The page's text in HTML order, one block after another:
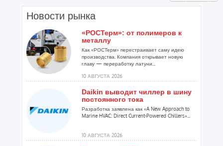
Новости рынка
«РОСТерм»: от полимеров к
металлу
Как «РОСТерм» перестраивает саму идею
производства. Компания открывает новую
главу — переработку латуни...
10 АВГУСТА 2026
Daikin выводит чиллер в шину
постоянного тока
Разработка заявлена как «A New Approach to
Marine HVAC: Direct Current-Powered Chillers»...
10 АВГУСТА 2026